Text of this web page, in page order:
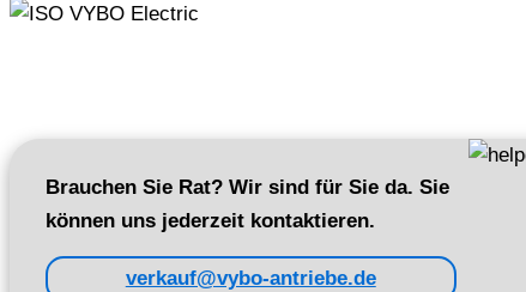
Brauchen Sie Rat? Wir sind für Sie da. Sie
können uns jederzeit kontaktieren.
verkauf@vybo-antriebe.de